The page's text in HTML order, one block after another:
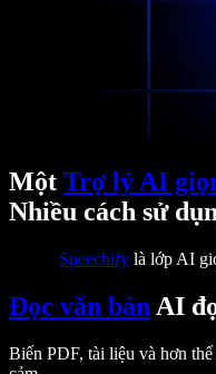
Một Trợ lý AI
Nhiều cách sử
Speechify là lớp AI
Đọc văn bản AI
Biến PDF, tài liệu và hơn thế